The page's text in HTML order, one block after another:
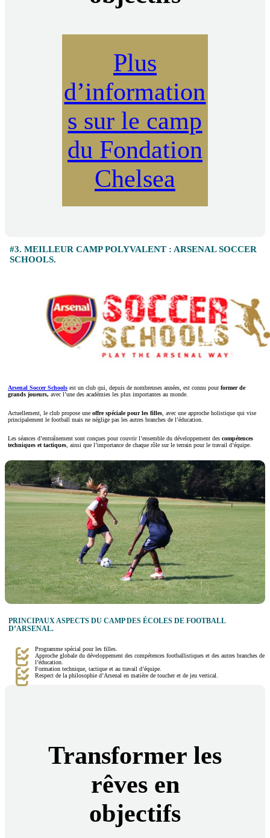
Plus
d’information
s sur le camp
du Fondation
Chelsea
#3. MEILLEUR CAMP POLYVALENT : ARSENAL SOCCER
SCHOOLS.
Arsenal Soccer Schools est un club qui, depuis de nombreuses années, est connu pourformer de
grands joueurs, avec l’une des académies les plus importantes au monde.
Actuellement, le club propose une offre spéciale pour les filles , avec une approche holistique qui vise
principalement le football mais ne néglige pas les autres branches de l’éducation.
Les séances d’entraînement sont conçues pour couvrir l’ensemble du développement des compétences
techniques et tactiques , ainsi que l’importance de chaque rôle sur le terrain pour le travail d’équipe.
PRINCIPAUX ASPECTS DU CAMP DES ÉCOLES DE FOOTBALL
D’ARSENAL.
Programme spécial pour les filles.
Approche globale du développement des compétences footballistiques et des autres branches de
l’éducation.
Formation technique, tactique et au travail d’équipe.
Respect de la philosophie d’Arsenal en matière de toucher et de jeu vertical.
Transformer les
rêves en
objectifs